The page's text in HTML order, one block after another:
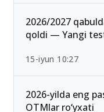
2026/2027
qoldi — Yangi
15-iyun 10:27
2026-yilda eng
OTMlar ro‘yxati